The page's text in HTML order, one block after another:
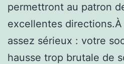
permettront au patron
excellentes
assez sérieux : votre
hausse trop brutale de